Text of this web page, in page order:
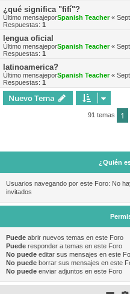
¿qué significa "fifí"?
Último mensajeporSpanish Teacher«
Respuestas: 1
lengua oficial
Último mensajeporSpanish Teacher«
Respuestas: 1
latinoamerica?
Último mensajeporSpanish Teacher«
Respuestas: 1
Nuevo Tema
91 temas 1
¿Quién
Usuarios navegando por este Foro: No
invitados
Puede abrir nuevos temas en este Foro
Puede responder a temas en este Foro
No puede editar sus mensajes en este
No puede borrar sus mensajes en este
No puede enviar adjuntos en este Foro